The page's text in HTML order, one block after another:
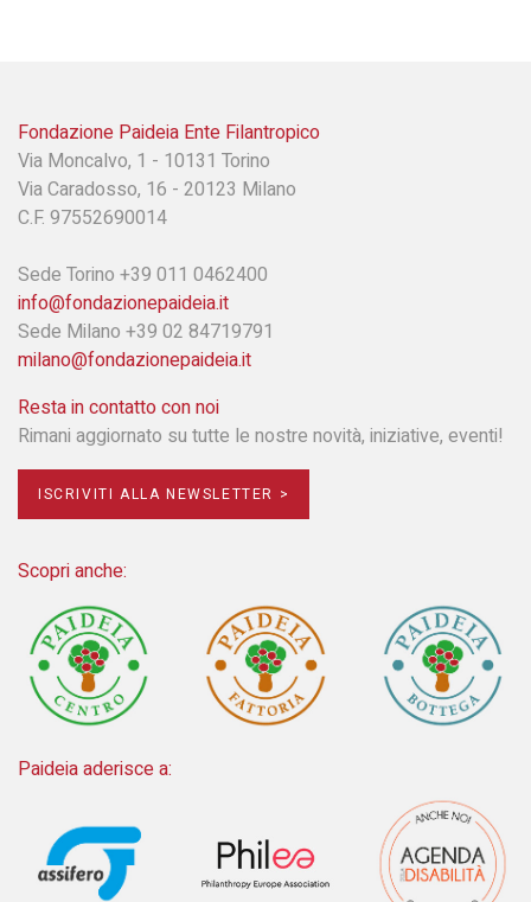
Fondazione Paideia Ente Filantropico
Via Moncalvo, 1 - 10131 Torino
Via Caradosso, 16 - 20123 Milano
C.F. 97552690014
Sede Torino +39 011 0462400
info@fondazionepaideia.it
Sede Milano +39 02 84719791
milano@fondazionepaideia.it
Resta in contatto con noi
Rimani aggiornato su tutte le nostre novità, iniziative, eventi!
ISCRIVITI ALLA NEWSLETTER >
Scopri anche:
Paideia aderisce a: